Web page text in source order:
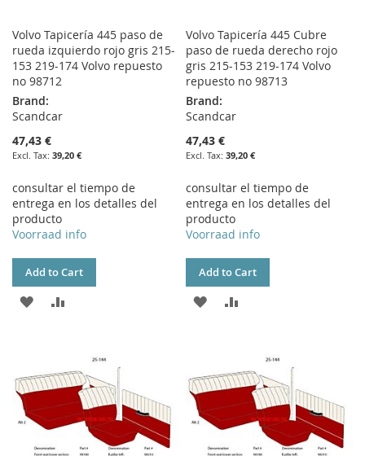
Volvo Tapicería 445 paso de
rueda izquierdo rojo gris 215-
153 219-174 Volvo repuesto
no 98712
Brand:
Scandcar
47,43 €
39,20 €
consultar el tiempo de
entrega en los detalles del
producto
Voorraad info
Add to Cart
ADD
LIST
COMPARE
Volvo Tapicería 445 Cubre
paso de rueda derecho rojo
gris 215-153 219-174 Volvo
repuesto no 98713
Brand:
Scandcar
47,43 €
39,20 €
consultar el tiempo de
entrega en los detalles del
producto
Voorraad info
Add to Cart
ADD
LIST
COMPARE